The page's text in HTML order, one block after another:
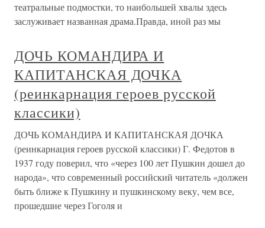
театральные подмостки, то наибольшей хвалы здесь
заслуживает названная драма.Правда, иной раз мы
ДОЧЬ КОМАНДИРА И
КАПИТАНСКАЯ ДОЧКА
(реинкарнация героев русской
классики)
ДОЧЬ КОМАНДИРА И КАПИТАНСКАЯ ДОЧКА
(реинкарнация героев русской классики) Г. Федотов в
1937 году поверил, что «через 100 лет Пушкин дошел до
народа», что современный российский читатель «должен
быть ближе к Пушкину и пушкинскому веку, чем все,
прошедшие через Гоголя и